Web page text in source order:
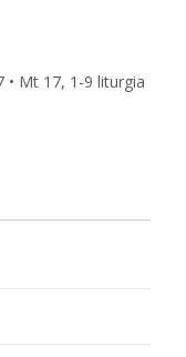
• Mt 17, 1-9 liturgia